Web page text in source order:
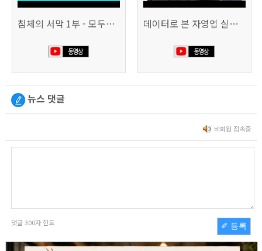
침체의 서막 1부 - 모두가 가난해진다 | 시사직격 신년특집 데이터로 본 자영업 실태 - 매출 '뚝', 장수 업소도 '휘청'
뉴스 댓글
비회원 접속중
댓글300자 한도 ✐ 등록